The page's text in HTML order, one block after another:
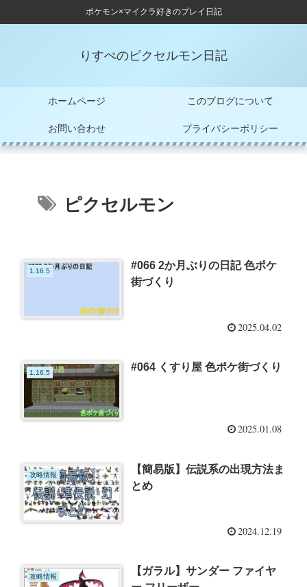
ポケモン×マイクラ好きのプレイ日記
りすぺのピクセルモン日記
ホームページ このブログについて
お問い合わせ プライバシーポリシー
ピクセルモン
1.16.5
#066 2か月ぶりの日記 色ポケ
街づくり
2025.04.02
1.16.5 #064 くすり屋 色ポケ街づくり
2025.01.08
攻略情報
【簡易版】伝説系の出現方法ま
とめ
2024.12.19
攻略情報
【ガラル】サンダー ファイヤ